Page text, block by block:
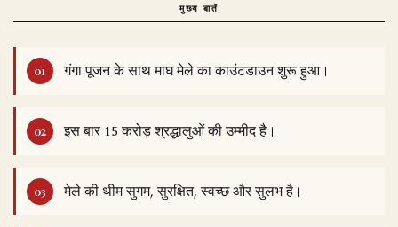
मुख्य बातें
गंगा पूजन के साथ माघ मेले का काउंटडाउन शुरू हुआ।
इस बार 15 करोड़ श्रद्धालुओं की उम्मीद है।
मेले की थीम सुगम, सुरक्षित, स्वच्छ और सुलभ है।